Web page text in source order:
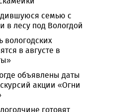
семью с
в лесу под Вологдой
вологодских
в августе в
объявлены даты
акции «Огни
готовят